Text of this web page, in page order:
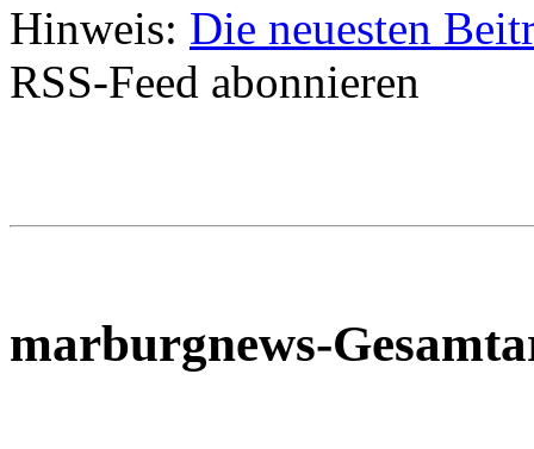
Hinweis: Die neuesten
RSS-Feed abonnieren
marburgnews-